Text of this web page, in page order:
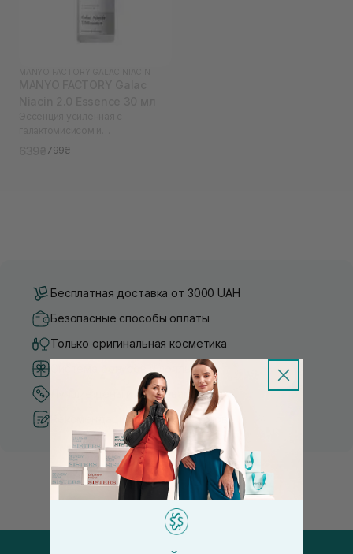
ниацинамидом
799₴
Бесплатная доставка от 3000 UAH
Безопасные способы оплаты
Только оригинальная косметика
Система бонусов и лояльности
Лучшие цены и топ товары
Рекомендации от косметологов